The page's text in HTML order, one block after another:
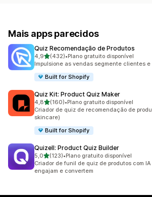
Mais apps parecidos
Quiz Recomendação de Produtos
4,9de 5 estrelas
(432)
432 avaliações ao todo
•Plano gratuito disponível
Impulsione as vendas segmente clientes
Built for Shopify
Quiz Kit: Product Quiz Maker
4,8de 5 estrelas
(160)
160 avaliações ao todo
•Plano gratuito disponível
Criador de quiz de recomendação de
skincare)
Built for Shopify
Quizell: Product Quiz Builder
5,0de 5 estrelas
(123)
123 avaliações ao todo
•Plano gratuito disponível
Criador de funil de quiz de produtos com
engajam e convertem